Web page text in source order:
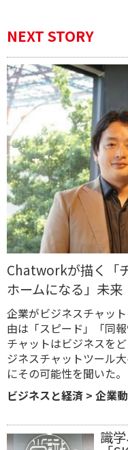
NEXT STORY
Chatworkが描く「
ホームになる」未来
企業がビジネスチャッ
由は「スピード」「同
チャットはビジネスを
ジネスチャットツール
にその可能性を聞いた。
ビジネスと経済 > 企業
識